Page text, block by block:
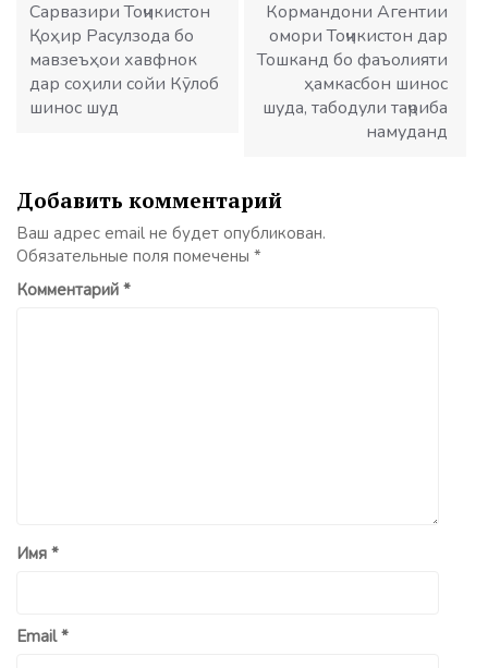
записям
Сарвазири Тоҷикистон
Қоҳир Расулзода бо
мавзеъҳои хавфнок
дар соҳили сойи Кӯлоб
шинос шуд
Кормандони Агентии
омори Тоҷикистон дар
Тошканд бо фаъолияти
ҳамкасбон шинос
шуда, табодули таҷриба
намуданд
Добавить комментарий
Ваш адрес email не будет опубликован.
Обязательные поля помечены *
Комментарий *
Имя *
Email*